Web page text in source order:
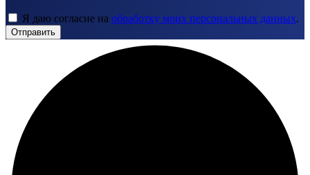
Я даю согласие на обработку моих персональных данных.
Отправить